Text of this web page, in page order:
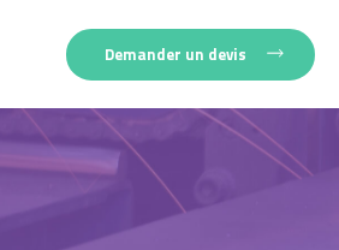
Demander un devis